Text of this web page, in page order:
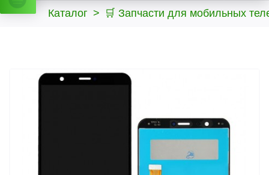
Каталог > 🛒 Запчасти для мобильных